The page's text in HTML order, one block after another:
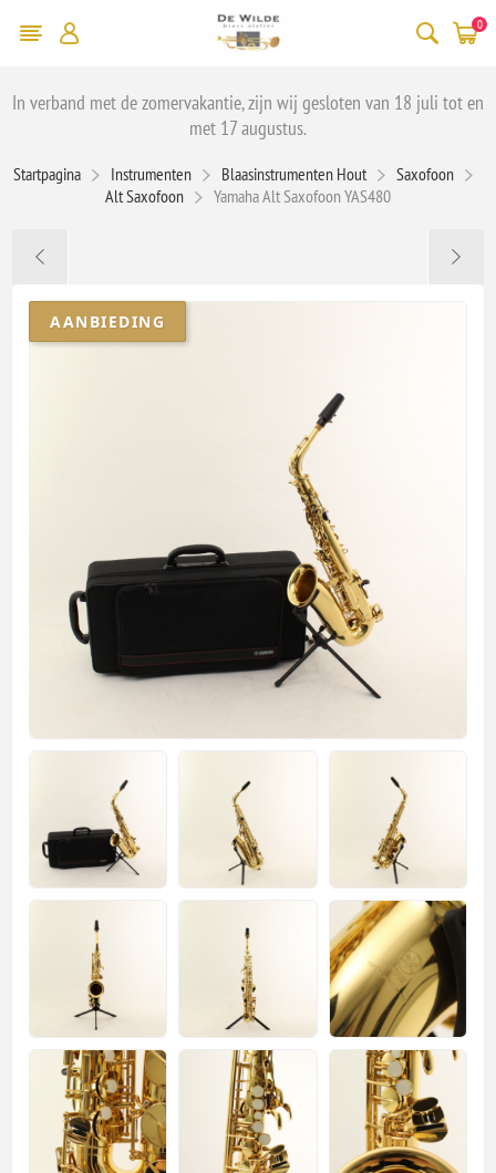
0
In verband met de zomervakantie, zijn wij gesloten van 18 juli tot en
met 17 augustus.
Startpagina Instrumenten Blaasinstrumenten Hout
Saxofoon
Alt Saxofoon
Yamaha Alt Saxofoon YAS480
AANBIEDING